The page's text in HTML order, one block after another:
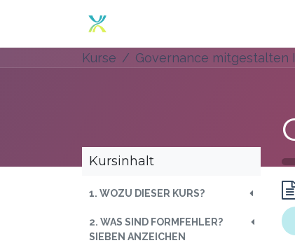
Kurse
Kursinhalt
1. WOZU DIESER KURS?
2. WAS SIND FORMFEHLER?
SIEBEN ANZEICHEN